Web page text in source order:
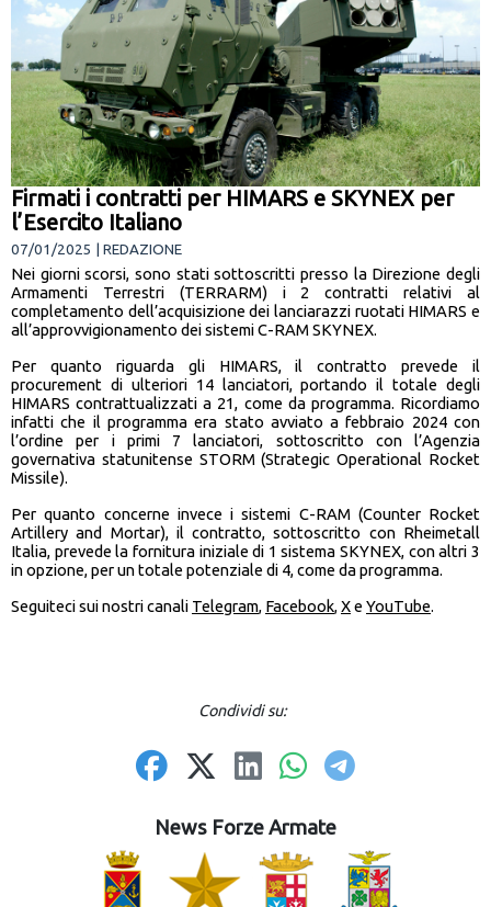
Firmati i contratti per HIMARS e SKYNEX per
l’Esercito Italiano
07/01/2025 | REDAZIONE
Nei giorni scorsi, sono stati sottoscritti presso la Direzione degli
Armamenti Terrestri (TERRARM) i 2 contratti relativi al
completamento dell’acquisizione dei lanciarazzi ruotati HIMARS e
all’approvvigionamento dei sistemi C-RAM SKYNEX.
Per quanto riguarda gli HIMARS, il contratto prevede il
procurement di ulteriori 14 lanciatori, portando il totale degli
HIMARS contrattualizzati a 21, come da programma. Ricordiamo
infatti che il programma era stato avviato a febbraio 2024 con
l’ordine per i primi 7 lanciatori, sottoscritto con l’Agenzia
governativa statunitense STORM (Strategic Operational Rocket
Missile).
Per quanto concerne invece i sistemi C-RAM (Counter Rocket
Artillery and Mortar), il contratto, sottoscritto con Rheimetall
Italia, prevede la fornitura iniziale di 1 sistema SKYNEX, con altri 3
in opzione, per un totale potenziale di 4, come da programma.
Seguiteci sui nostri canali Telegram, Facebook,Xe YouTube.
Condividi su:
News Forze Armate